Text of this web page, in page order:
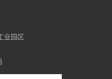
业园区